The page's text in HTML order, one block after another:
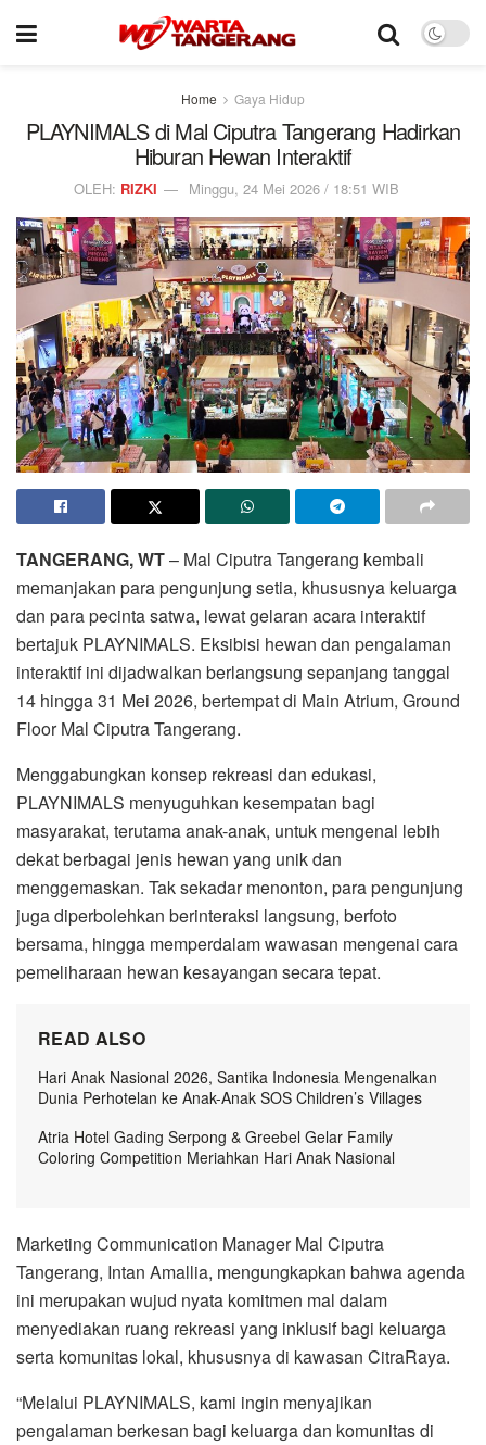
Home Gaya Hidup
PLAYNIMALS di Mal Ciputra Tangerang Hadirkan
Hiburan Hewan Interaktif
OLEH: RIZKI Minggu, 24 Mei 2026 / 18:51 WIB
TANGERANG, WT– Mal Ciputra Tangerang kembali
memanjakan para pengunjung setia, khususnya keluarga
dan para pecinta satwa, lewat gelaran acara interaktif
bertajuk PLAYNIMALS. Eksibisi hewan dan pengalaman
interaktif ini dijadwalkan berlangsung sepanjang tanggal
14 hingga 31 Mei 2026, bertempat di Main Atrium, Ground
Floor Mal Ciputra Tangerang.
Menggabungkan konsep rekreasi dan edukasi,
PLAYNIMALS menyuguhkan kesempatan bagi
masyarakat, terutama anak-anak, untuk mengenal lebih
dekat berbagai jenis hewan yang unik dan
menggemaskan. Tak sekadar menonton, para pengunjung
juga diperbolehkan berinteraksi langsung, berfoto
bersama, hingga memperdalam wawasan mengenai cara
pemeliharaan hewan kesayangan secara tepat.
READ ALSO
Hari Anak Nasional 2026, Santika Indonesia Mengenalkan
Dunia Perhotelan ke Anak-Anak SOS Children’s Villages
Atria Hotel Gading Serpong & Greebel Gelar Family
Coloring Competition Meriahkan Hari Anak Nasional
Marketing Communication Manager Mal Ciputra
Tangerang, Intan Amallia, mengungkapkan bahwa agenda
ini merupakan wujud nyata komitmen mal dalam
menyediakan ruang rekreasi yang inklusif bagi keluarga
serta komunitas lokal, khususnya di kawasan CitraRaya.
“Melalui PLAYNIMALS, kami ingin menyajikan
pengalaman berkesan bagi keluarga dan komunitas di